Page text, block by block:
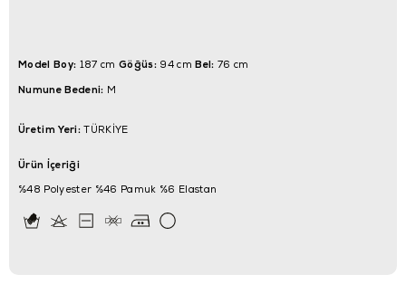
Model Boy: 187 cm Göğüs:94 cmBel: 76 cm
Numune Bedeni: M
Üretim Yeri:TÜRKİYE
Ürün İçeriği
%48 Polyester %46 Pamuk %6 Elastan